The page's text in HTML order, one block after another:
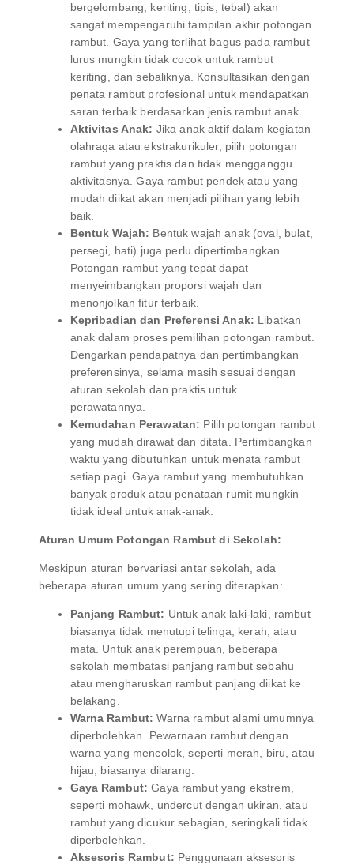
bergelombang, keriting, tipis, tebal) akan
sangat mempengaruhi tampilan akhir potongan
rambut. Gaya yang terlihat bagus pada rambut
lurus mungkin tidak cocok untuk rambut
keriting, dan sebaliknya. Konsultasikan dengan
penata rambut profesional untuk mendapatkan
saran terbaik berdasarkan jenis rambut anak.
Aktivitas Anak: Jika anak aktif dalam kegiatan
olahraga atau ekstrakurikuler, pilih potongan
rambut yang praktis dan tidak mengganggu
aktivitasnya. Gaya rambut pendek atau yang
mudah diikat akan menjadi pilihan yang lebih
baik.
Bentuk Wajah: Bentuk wajah anak (oval, bulat,
persegi, hati) juga perlu dipertimbangkan.
Potongan rambut yang tepat dapat
menyeimbangkan proporsi wajah dan
menonjolkan fitur terbaik.
Kepribadian dan Preferensi Anak: Libatkan
anak dalam proses pemilihan potongan rambut.
Dengarkan pendapatnya dan pertimbangkan
preferensinya, selama masih sesuai dengan
aturan sekolah dan praktis untuk
perawatannya.
Kemudahan Perawatan: Pilih potongan rambut
yang mudah dirawat dan ditata. Pertimbangkan
waktu yang dibutuhkan untuk menata rambut
setiap pagi. Gaya rambut yang membutuhkan
banyak produk atau penataan rumit mungkin
tidak ideal untuk anak-anak.
Aturan Umum Potongan Rambut di Sekolah:
Meskipun aturan bervariasi antar sekolah, ada
beberapa aturan umum yang sering diterapkan:
Panjang Rambut: Untuk anak laki-laki, rambut
biasanya tidak menutupi telinga, kerah, atau
mata. Untuk anak perempuan, beberapa
sekolah membatasi panjang rambut sebahu
atau mengharuskan rambut panjang diikat ke
belakang.
Warna Rambut: Warna rambut alami umumnya
diperbolehkan. Pewarnaan rambut dengan
warna yang mencolok, seperti merah, biru, atau
hijau, biasanya dilarang.
Gaya Rambut: Gaya rambut yang ekstrem,
seperti mohawk, undercut dengan ukiran, atau
rambut yang dicukur sebagian, seringkali tidak
diperbolehkan.
Aksesoris Rambut: Penggunaan aksesoris